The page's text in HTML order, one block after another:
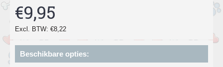
€9,95
Excl. BTW: €8,22
Beschikbare opties: